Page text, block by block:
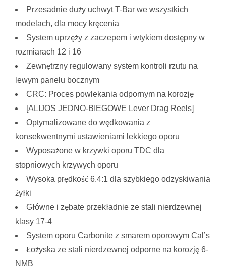
Przesadnie duży uchwyt T-Bar we wszystkich
modelach, dla mocy kręcenia
System uprzęży z zaczepem i wtykiem dostępny w
rozmiarach 12 i 16
Zewnętrzny regulowany system kontroli rzutu na
lewym panelu bocznym
CRC: Proces powlekania odpornym na korozję
[ALIJOS JEDNO-BIEGOWE Lever Drag Reels]
Optymalizowane do wędkowania z
konsekwentnymi ustawieniami lekkiego oporu
Wyposażone w krzywki oporu TDC dla
stopniowych krzywych oporu
Wysoka prędkość 6.4:1 dla szybkiego odzyskiwania
żyłki
Główne i zębate przekładnie ze stali nierdzewnej
klasy 17-4
System oporu Carbonite z smarem oporowym Cal’s
Łożyska ze stali nierdzewnej odporne na korozję 6-
NMB